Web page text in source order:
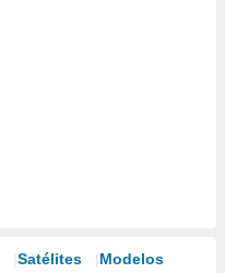
Satélites Modelos